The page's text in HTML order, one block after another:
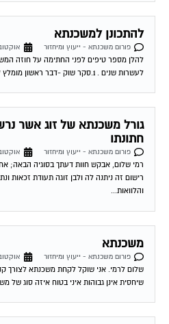
להתכונן למשכנתא
פורום משכנתא - ייעוץ ומיחזור
להלן מספר טיפים לפני החתימה על חוזה
לעשרות שנים . 1.סקר שוק -דבר ראשון מומלץ לעשות שיעורי בית . shopping...
גורל משכנתא של זוג אשר
חתונתו
פורום משכנתא - ייעוץ ומיחזור
רמי שלום, אבקש חוות דעתך בסוגיה הבאה;
רישום זה ניתנה לה ולבן זוגה תעודת זכאות
והלוואות...
משכנתא
פורום משכנתא - ייעוץ ומיחזור
שלום לרמי. אני שוקל לקחת משכנתא לצורך
שיחסית אינן גבוהות איני בטוח איזה סוג של
גרירת משכנתא – מכתב